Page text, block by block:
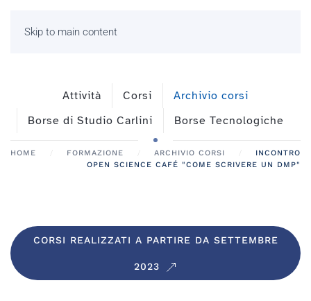
Skip to main content
Attività Corsi
Archivio corsi
Borse di Studio Carlini
Borse Tecnologiche
HOME FORMAZIONE ARCHIVIO CORSI
INCONTRO
OPEN SCIENCE CAFÉ "COME SCRIVERE UN DMP"
CORSI REALIZZATI A PARTIRE DA SETTEMBRE
2023